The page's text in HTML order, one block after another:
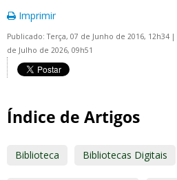
Imprimir
Publicado: Terça, 07 de Junho de 2016, 12h34 |
de Julho de 2026, 09h51
Índice de Artigos
Biblioteca Bibliotecas Digitais